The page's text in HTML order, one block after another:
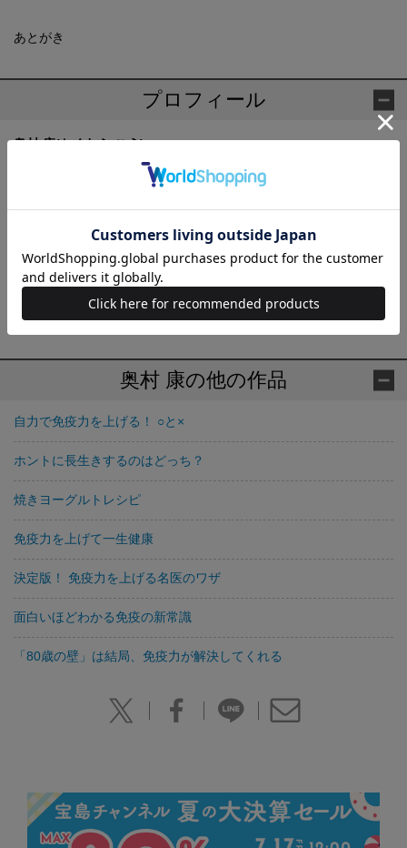
あとがき
プロフィール
奥村 康(おくむら こう)
1942年生まれ。順天堂大学医学部免疫学特任教授・名誉教授。順
天堂大学大学院医学研究科アトピー疾患研究センター長。73年、
千葉大学大学院医学研究科修了（医学博士）。スタンフォード大
学留学後、東京大学医学部免疫学助手・講師を経て、順天堂大学
医学部免疫学教授、同大医学部長などを歴任し現職。「サプレッ
サーT細胞」の発見者。ベルツ賞、高松宮奨励賞、安田医学賞、ISI
界的権威。
奥村 康の他の作品
自力で免疫力を上げる！ ○と×
ホントに長生きするのはどっち？
焼きヨーグルトレシピ
免疫力を上げて一生健康
決定版！ 免疫力を上げる名医のワザ
面白いほどわかる免疫の新常識
「80歳の壁」は結局、免疫力が解決してくれる